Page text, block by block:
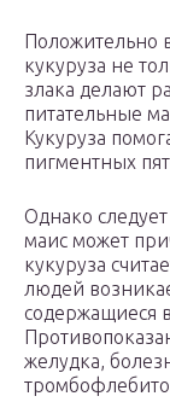
Положительно
кукуруза не
злака делают
питательные
Кукуруза
пигментных
Однако
маис может
кукуруза
людей
содержащиеся
желудка,